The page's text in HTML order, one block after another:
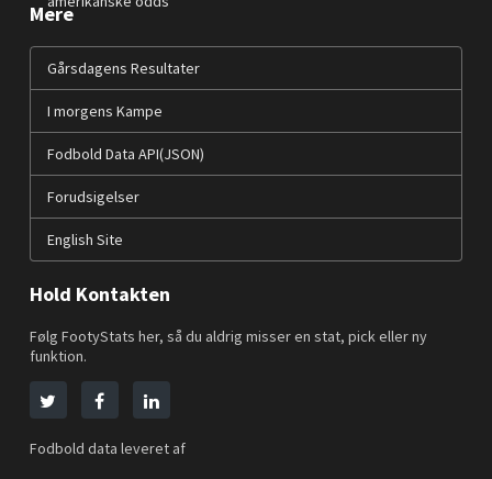
Mere
Gårsdagens Resultater
I morgens Kampe
Fodbold Data API(JSON)
Forudsigelser
English Site
Hold Kontakten
Følg FootyStats her, så du aldrig misser en stat, pick eller ny
funktion.
Fodbold data leveret af